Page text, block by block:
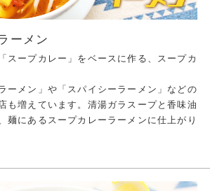
ーメン
スープカレー」をベースに作る、スープカ
ーメン」や「スパイシーラーメン」などの
も増えています。清湯ガラスープと香味油
麺にあるスープカレーラーメンに仕上がり